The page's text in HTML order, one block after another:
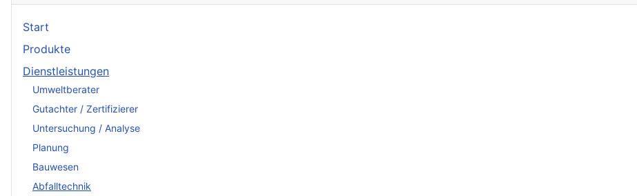
Start
Produkte
Dienstleistungen
Umweltberater
Gutachter / Zertifizierer
Untersuchung / Analyse
Planung
Bauwesen
Abfalltechnik